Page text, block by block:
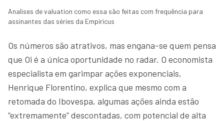
Analises de valuation como essa são feitas com frequência para
assinantes das séries da Empiricus
Os números são atrativos, mas engana-se quem pensa
que Oi é a única oportunidade no radar. O economista
especialista em garimpar ações exponenciais,
Henrique Florentino, explica que mesmo com a
retomada do Ibovespa, algumas ações ainda estão
“extremamente” descontadas, com potencial de alta